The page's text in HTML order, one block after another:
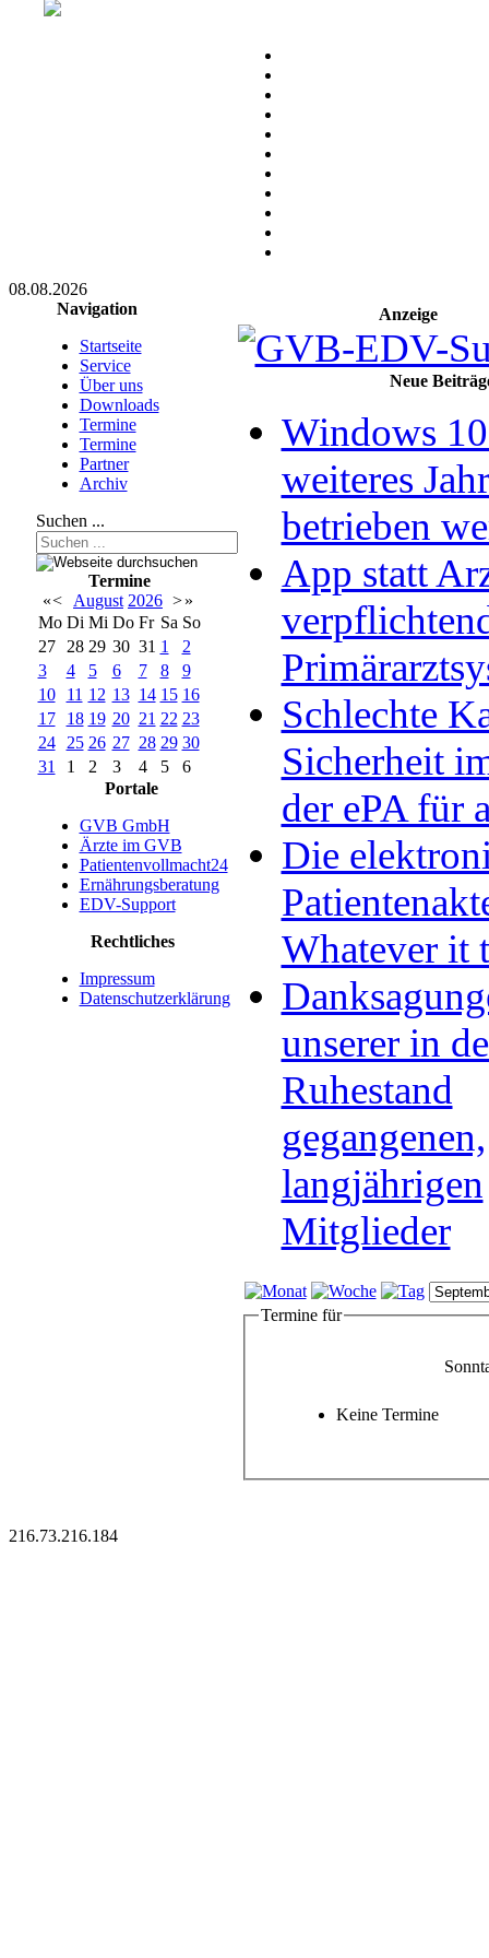
08.08.2026
Navigation
Startseite
Service
Über uns
Downloads
Termine
Termine
Partner
Archiv
Suchen ...
Termine
«< August 2026 >»
Mo Di Mi Do Fr Sa So
27
28 29 30 31 1
2
3
4 5 6 7 8
9
10
11 12 13 14 15 16
17
18 19 20 21 22 23
24
25 26 27 28 29 30
31
1 2 3 4 5
6
Portale
GVB GmbH
Ärzte im GVB
Patientenvollmacht24
Ernährungsberatung
EDV-Support
Rechtliches
Impressum
Datenschutzerklärung
Anzeige
Neue
Windows
weiteres
betrieben
App statt
Schlechte
Sicherheit
der ePA für
Die
Whatever it
unserer in
Ruhestand
gegangenen,
langjährigen
Mitglieder
Termine für
Keine Termine
216.73.216.184